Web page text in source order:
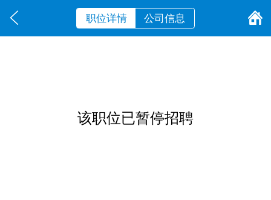
职位详情 公司信息
该职位已暂停招聘